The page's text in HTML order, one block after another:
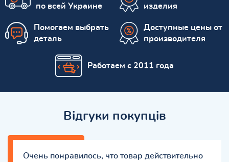
по всей Украине
изделия
Помогаем выбрать
деталь
Доступные цены от
производителя
Работаем с 2011 года
Відгуки покупців
Очень понравилось, что товар действительно